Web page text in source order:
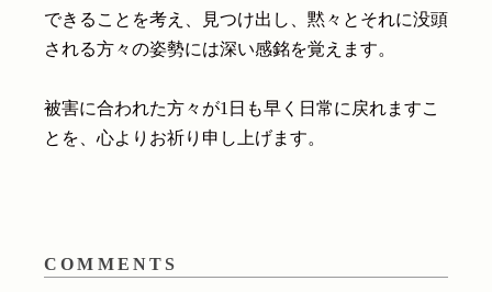
できることを考え、見つけ出し、黙々とそれに没頭
される方々の姿勢には深い感銘を覚えます。
被害に合われた方々が1日も早く日常に戻れますこ
とを、心よりお祈り申し上げます。
COMMENTS